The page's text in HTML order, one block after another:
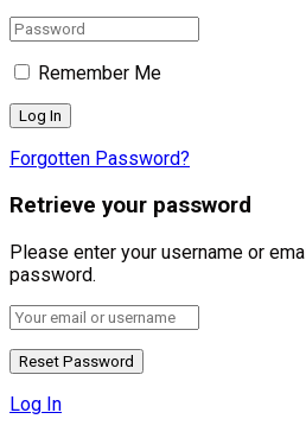
Remember Me
Forgotten Password?
Retrieve your password
Please enter your username or
password.
Log In